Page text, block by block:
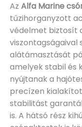
Az Alfa Marine
tűzihorganyzott
védelmet biztosít
viszontagságaival
alátámasztását
amelyek stabil és
nyújtanak a
precízen
stabilitást
is. A hátsó rész